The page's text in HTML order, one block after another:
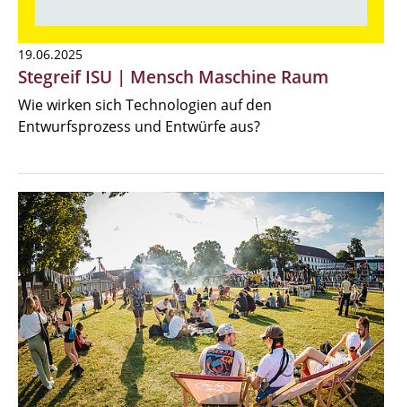
19.06.2025
Stegreif ISU | Mensch Maschine Raum
Wie wirken sich Technologien auf den
Entwurfsprozess und Entwürfe aus?